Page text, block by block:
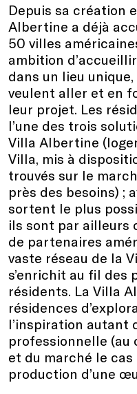
Depuis sa création
Albertine a déjà
50 villes
ambition
dans un lieu
veulent aller et en
leur projet. Les
l’une des trois
Villa Albertine
Villa, mis à
trouvés sur le
près des besoins) ;
sortent le plus
ils sont par ailleurs
de partenaires
vaste réseau de la
s’enrichit au fil des
résidents. La Villa
résidences
l’inspiration autant
professionnelle
et du marché le
production d’une